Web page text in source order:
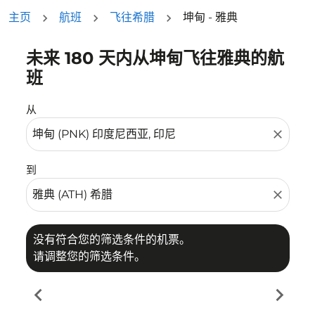
主页 航班 飞往希腊 坤甸 - 雅典
未来 180 天内从坤甸飞往雅典的航
班
从
close
到
close
没有符合您的筛选条件的机票。
请调整您的筛选条件。
没有符合您的筛选条件的机票。请调整您的筛选条件。
chevron_left chevron_right